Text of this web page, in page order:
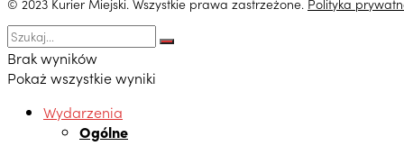
© 2023 Kurier Miejski. Wszystkie prawa zastrzeżone. Polityka
Brak wyników
Pokaż wszystkie wyniki
Wydarzenia
Ogólne